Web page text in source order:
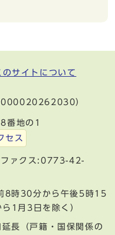
のサイトについて
）
番地の1
セス
ァクス:0773-42-
8時30分から午後5時15
1月3日を除く）
長（戸籍・国保関係の